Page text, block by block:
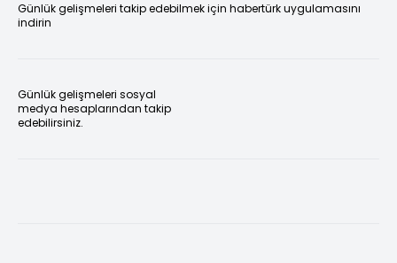
Günlük gelişmeleri takip edebilmek için habertürk uygulamasını
indirin
Günlük gelişmeleri sosyal
medya hesaplarından takip
edebilirsiniz.